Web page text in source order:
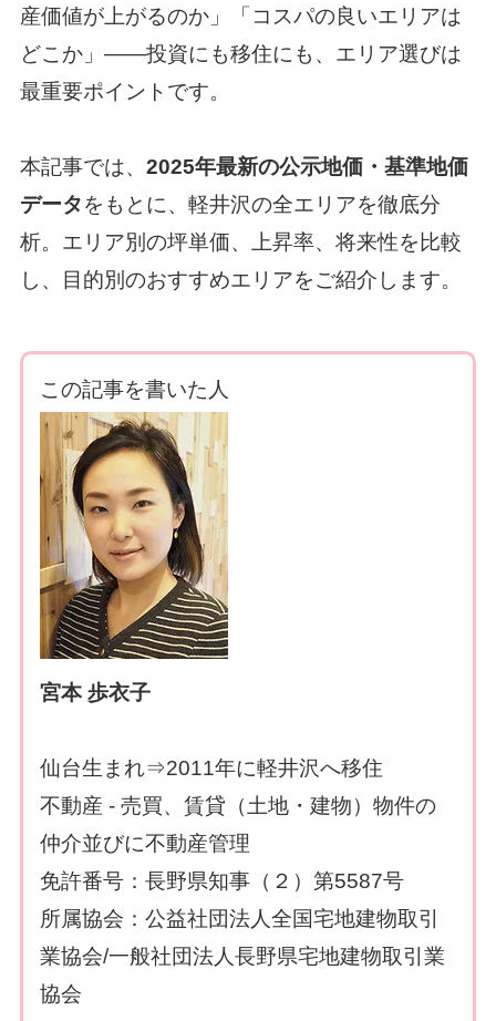
産価値が上がるのか」「コスパの良いエリアは
どこか」——投資にも移住にも、エリア選びは
最重要ポイントです。
本記事では、 2025年最新の公示地価・基準地価
データをもとに、軽井沢の全エリアを徹底分
析。エリア別の坪単価、上昇率、将来性を比較
し、目的別のおすすめエリアをご紹介します。
この記事を書いた人
宮本 歩衣子
仙台生まれ⇒2011年に軽井沢へ移住
不動産 - 売買、賃貸（土地・建物）物件の
仲介並びに不動産管理
免許番号：長野県知事（２）第5587号
所属協会：公益社団法人全国宅地建物取引
業協会/一般社団法人長野県宅地建物取引業
協会